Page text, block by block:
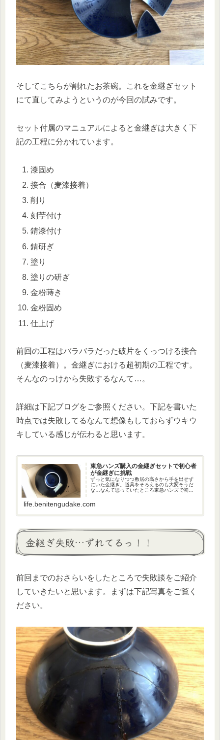
そしてこちらが割れたお茶碗。これを金継ぎセット
にて直してみようというのが今回の試みです。
セット付属のマニュアルによると金継ぎは大きく下
記の工程に分かれています。
漆固め
接合（麦漆接着）
削り
刻苧付け
錆漆付け
錆研ぎ
塗り
塗りの研ぎ
金粉蒔き
金粉固め
仕上げ
前回の工程はバラバラだった破片をくっつける接合
（麦漆接着）。金継ぎにおける超初期の工程です。
そんなのっけから失敗するなんて…。
詳細は下記ブログをご参照ください。下記を書いた
時点では失敗してるなんて想像もしておらずウキウ
キしている感じが伝わると思います。
東急ハンズ購入の金継ぎセットで初心者
が金継ぎに挑戦
ずっと気になりつつ敷居の高さから手を出せず
にいた金継ぎ。道具をそろえるのも大変そうだ
な…なんて思っていたところ東急ハンズで初心
てみました。というか挑戦中です...
life.benitengudake.com
金継ぎ失敗…ずれてるっ！！
前回までのおさらいをしたところで失敗談をご紹介
していきたいと思います。まずは下記写真をご覧く
ださい。